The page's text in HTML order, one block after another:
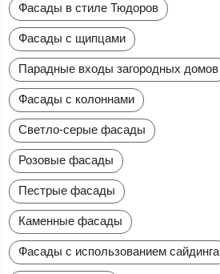
Фасады в стиле Тюдоров
Фасады с щипцами
Парадные входы загородных домов
Фасады с колоннами
Светло-серые фасады
Розовые фасады
Пестрые фасады
Каменные фасады
Фасады с использованием сайдинга